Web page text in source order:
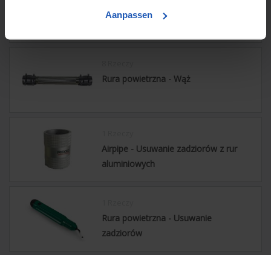
Aanpassen
Rura powietrzna - Podkładka
Rura powietrzna - Wąż
Airpipe - Usuwanie zadziorów z rur
aluminiowych
Rura powietrzna - Usuwanie
zadziorów